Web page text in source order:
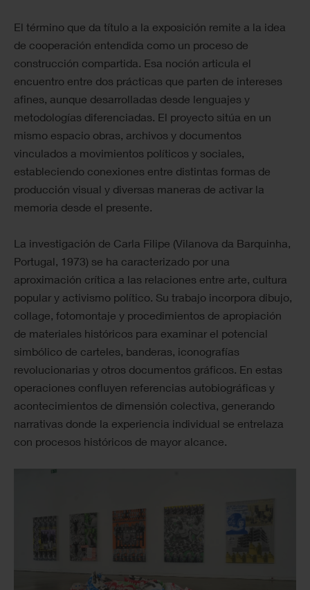
El término que da título a la exposición remite a la idea
de cooperación entendida como un proceso de
construcción compartida. Esa noción articula el
encuentro entre dos prácticas que parten de intereses
afines, aunque desarrolladas desde lenguajes y
metodologías diferenciadas. El proyecto sitúa en un
mismo espacio obras, archivos y documentos
vinculados a movimientos políticos y sociales,
estableciendo conexiones entre distintas formas de
producción visual y diversas maneras de activar la
memoria desde el presente.
La investigación de Carla Filipe (Vilanova da Barquinha,
Portugal, 1973) se ha caracterizado por una
aproximación crítica a las relaciones entre arte, cultura
popular y activismo político. Su trabajo incorpora dibujo,
collage, fotomontaje y procedimientos de apropiación
de materiales históricos para examinar el potencial
simbólico de carteles, banderas, iconografías
revolucionarias y otros documentos gráficos. En estas
operaciones confluyen referencias autobiográficas y
acontecimientos de dimensión colectiva, generando
narrativas donde la experiencia individual se entrelaza
con procesos históricos de mayor alcance.